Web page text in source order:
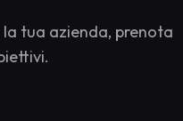
la tua azienda, prenota